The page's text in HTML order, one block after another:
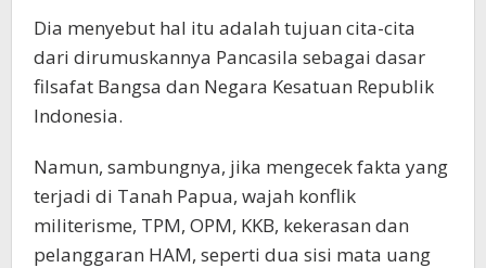
Dia menyebut hal itu adalah tujuan cita-cita
dari dirumuskannya Pancasila sebagai dasar
filsafat Bangsa dan Negara Kesatuan Republik
Indonesia.
Namun, sambungnya, jika mengecek fakta yang
terjadi di Tanah Papua, wajah konflik
militerisme, TPM, OPM, KKB, kekerasan dan
pelanggaran HAM, seperti dua sisi mata uang